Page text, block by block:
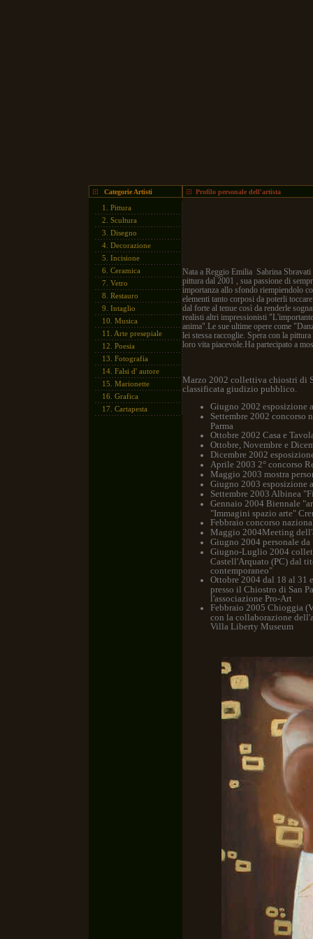
Categorie Artisti
1. Pittura
2. Scultura
3. Disegno
4. Decorazione
5. Incisione
6. Ceramica
7. Vetro
8. Restauro
9. Intaglio
10. Musica
11. Arte presepiale
12. Poesia
13. Fotografia
14. Falsi d' autore
15. Marionette
16. Grafica
17. Cartapesta
Profilo personale dell'artista
Nata a Reggio Emilia Sabrina Sbravati
pittura dal 2001 , sua passione di
importanza allo sfondo riempiendolo
elementi tanto corposi da poterli
dal forte al tenue così da renderle
realisti altri impressionisti
anima".Le sue ultime opere come
lei stessa raccoglie. Spera con la
loro vita piacevole.Ha partecipato a
Marzo 2002 collettiva chiostri di
classificata giudizio pubblico.
Giugno 2002 esposizione
Settembre 2002 concorso
Parma
Ottobre 2002 Casa e
Ottobre, Novembre e
Dicembre 2002
Aprile 2003 2° concorso
Maggio 2003 mostra
Giugno 2003 esposizione
Settembre 2003 Albinea
Gennaio 2004 Biennale
"Immagini spazio arte"
Febbraio concorso
Maggio 2004Meeting
Giugno 2004 personale
Giugno-Luglio 2004
Castell'Arquato (PC) dal
contemporaneo"
Ottobre 2004 dal 18 al 31
presso il Chiostro di San
l'associazione Pro-Art
Febbraio 2005 Chioggia
con la collaborazione
Villa Liberty Museum